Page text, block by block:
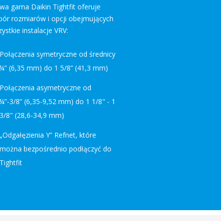
gama Daikin Tightfit oferuje
rozmiarów i opcji obejmujących
instalacje VRV:
Połączenia symetryczne od średnicy
¼” (6,35 mm) do 1 5/8” (41,3 mm)
Połączenia asymetryczne od
¼”-3/8” (6,35-9,52 mm) do 1 1/8" - 1
3/8" (28,6-34,9 mm)
„Odgałęzienia Y” Refnet, które
można bezpośrednio podłączyć do
Tightfit